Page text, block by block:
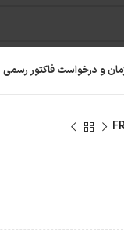
و درخواست فاکتور رسمی